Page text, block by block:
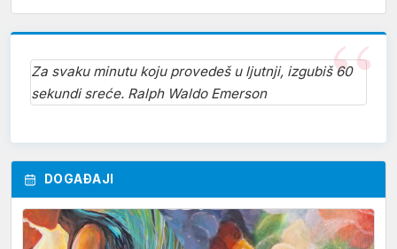
Za svaku minutu koju provedeš u ljutnji, izgubiš 60
sekundi sreće. Ralph Waldo Emerson
DOGAĐAJI